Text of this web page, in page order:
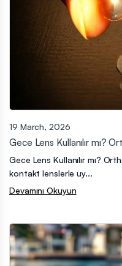
19 March, 2026
Gece Lens Kullanılır mı?
Gece Lens Kullanılır mı?
kontakt lenslerle uy...
Devamını Okuyun